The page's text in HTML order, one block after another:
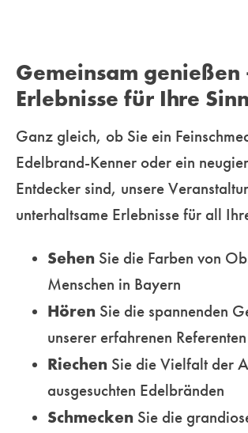
Gemeinsam genießen
Erlebnisse für Ihre
Ganz gleich, ob Sie ein
Edelbrand-Kenner oder ein
Entdecker sind, unsere
unterhaltsame Erlebnisse für all
Sehen Sie die Farben von
Menschen in Bayern
Hören Sie die spannenden
unserer erfahrenen Referenten
Riechen Sie die Vielfalt der
ausgesuchten Edelbränden
Schmecken Sie die
Erfahren Sie
die Essenz